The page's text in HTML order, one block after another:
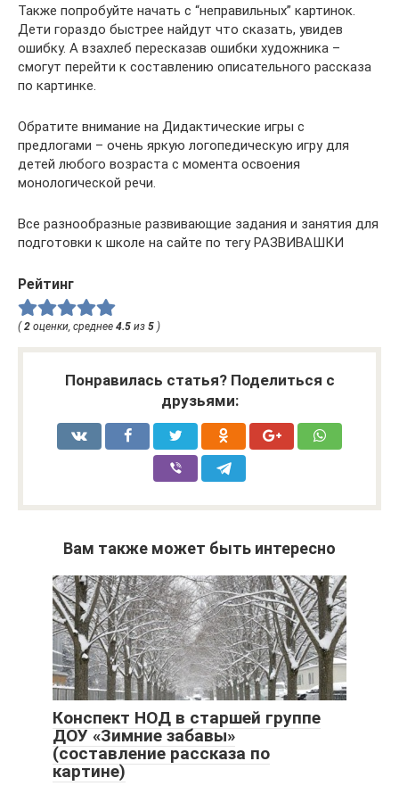
Также попробуйте начать с “неправильных” картинок.
Дети гораздо быстрее найдут что сказать, увидев
ошибку. А взахлеб пересказав ошибки художника –
смогут перейти к составлению описательного рассказа
по картинке.
Обратите внимание на Дидактические игры с
предлогами – очень яркую логопедическую игру для
детей любого возраста с момента освоения
монологической речи.
Все разнообразные развивающие задания и занятия для
подготовки к школе на сайте по тегу РАЗВИВАШКИ
Рейтинг
(2 оценки, среднее 4.5 из 5 )
Понравилась статья? Поделиться с
друзьями:
Вам также может быть интересно
Конспект НОД в старшей группе
ДОУ «Зимние забавы»
(составление рассказа по
картине)